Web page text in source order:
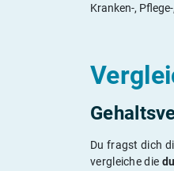
Kranken-,
Du fragst dich
vergleiche die